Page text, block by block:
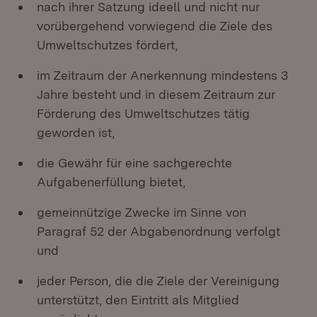
nach ihrer Satzung ideell und nicht nur
vorübergehend vorwiegend die Ziele des
Umweltschutzes fördert,
im Zeitraum der Anerkennung mindestens 3
Jahre besteht und in diesem Zeitraum zur
Förderung des Umweltschutzes tätig
geworden ist,
die Gewähr für eine sachgerechte
Aufgabenerfüllung bietet,
gemeinnützige Zwecke im Sinne von
Paragraf 52 der Abgabenordnung verfolgt
und
jeder Person, die die Ziele der Vereinigung
unterstützt, den Eintritt als Mitglied